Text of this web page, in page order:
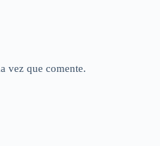
vez que comente.